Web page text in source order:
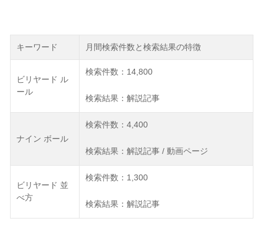
キーワード 月間検索件数と検索結果の特徴
ビリヤード ル
ール
検索件数：14,800
検索結果：解説記事
ナイン ボール
検索件数：4,400
検索結果：解説記事 / 動画ページ
ビリヤード 並
べ方
検索件数：1,300
検索結果：解説記事